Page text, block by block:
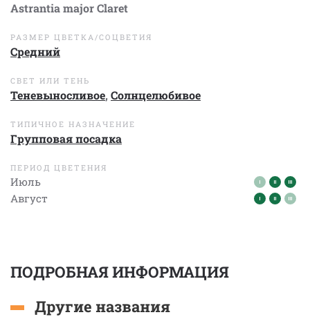
Astrantia major Claret
РАЗМЕР ЦВЕТКА/СОЦВЕТИЯ
Средний
СВЕТ ИЛИ ТЕНЬ
Теневыносливое, Солнцелюбивое
ТИПИЧНОЕ НАЗНАЧЕНИЕ
Групповая посадка
ПЕРИОД ЦВЕТЕНИЯ
Июль
Август
ПОДРОБНАЯ ИНФОРМАЦИЯ
Другие названия